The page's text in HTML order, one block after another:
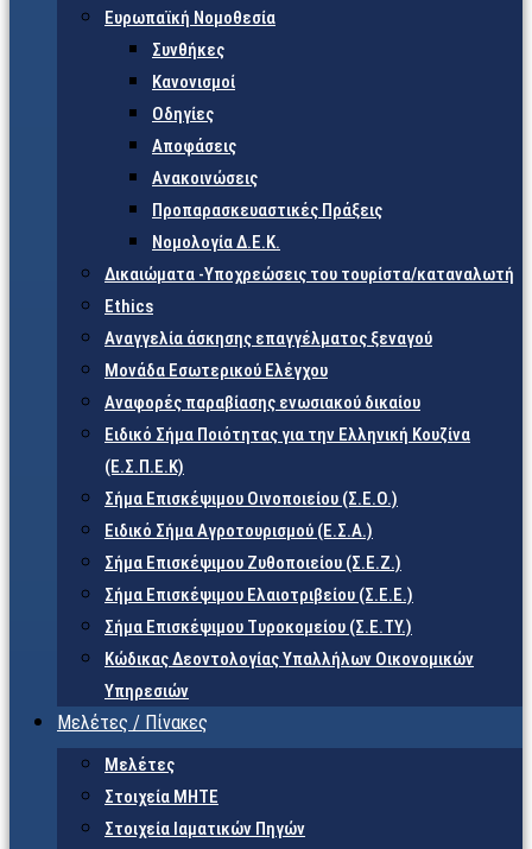
Ευρωπαϊκή Νομοθεσία
Συνθήκες
Κανονισμοί
Οδηγίες
Αποφάσεις
Ανακοινώσεις
Προπαρασκευαστικές Πράξεις
Νομολογία Δ.Ε.Κ.
Δικαιώματα -Υποχρεώσεις του τουρίστα/καταναλωτή
Ethics
Αναγγελία άσκησης επαγγέλματος ξεναγού
Μονάδα Εσωτερικού Ελέγχου
Αναφορές παραβίασης ενωσιακού δικαίου
Ειδικό Σήμα Ποιότητας για την Ελληνική Κουζίνα
(Ε.Σ.Π.Ε.Κ)
Σήμα Επισκέψιμου Οινοποιείου (Σ.Ε.Ο.)
Ειδικό Σήμα Αγροτουρισμού (Ε.Σ.Α.)
Σήμα Επισκέψιμου Ζυθοποιείου (Σ.Ε.Ζ.)
Σήμα Επισκέψιμου Ελαιοτριβείου (Σ.Ε.Ε.)
Σήμα Επισκέψιμου Τυροκομείου (Σ.Ε.TY.)
Κώδικας Δεοντολογίας Υπαλλήλων Οικονομικών
Υπηρεσιών
Μελέτες / Πίνακες
Μελέτες
Στοιχεία ΜΗΤΕ
Στοιχεία Ιαματικών Πηγών